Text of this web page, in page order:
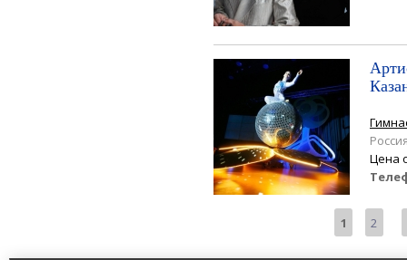
Цена
1 2